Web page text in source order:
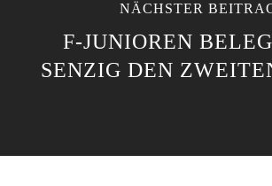
NÄCHSTER
F-JUNIOREN
SENZIG DEN